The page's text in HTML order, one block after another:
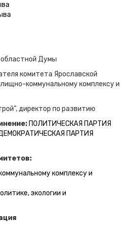
Думы
комитета Ярославской
коммунальному комплексу и
директор по развитию
ПОЛИТИЧЕСКАЯ ПАРТИЯ
ПАРТИЯ
комплексу и
экологии и